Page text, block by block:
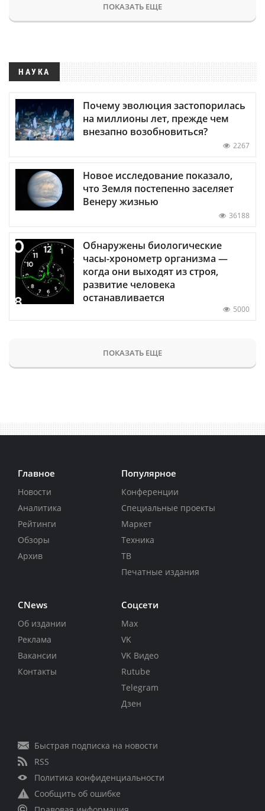
ПОКАЗАТЬ ЕЩЕ
НАУКА
Почему эволюция застопорилась
на миллионы лет, прежде чем
внезапно возобновиться?
2267
Новое исследование показало,
что Земля постепенно заселяет
Венеру жизнью
36188
Обнаружены биологические
часы-хронометр организма —
когда они выходят из строя,
развитие человека
останавливается
5000
ПОКАЗАТЬ ЕЩЕ
Главное
Новости
Аналитика
Рейтинги
Обзоры
Архив
Популярное
Конференции
Специальные проекты
Маркет
Техника
ТВ
Печатные издания
CNews
Об издании
Реклама
Вакансии
Контакты
Соцсети
Max
VK
VK Видео
Rutube
Telegram
Дзен
Быстрая подписка на новости
RSS
Политика конфиденциальности
Сообщить об ошибке